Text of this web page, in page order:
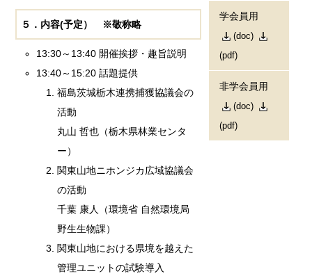
５．内容(予定） ※敬称略
13:30～13:40 開催挨拶・趣旨説明
13:40～15:20 話題提供
福島茨城栃木連携捕獲協議会の
活動
丸山 哲也（栃木県林業センタ
ー）
関東山地ニホンジカ広域協議会
の活動
千葉 康人（環境省 自然環境局
野生生物課）
関東山地における県境を越えた
管理ユニットの試験導入
学会員用
(doc)
(pdf)
非学会員用
(doc)
(pdf)